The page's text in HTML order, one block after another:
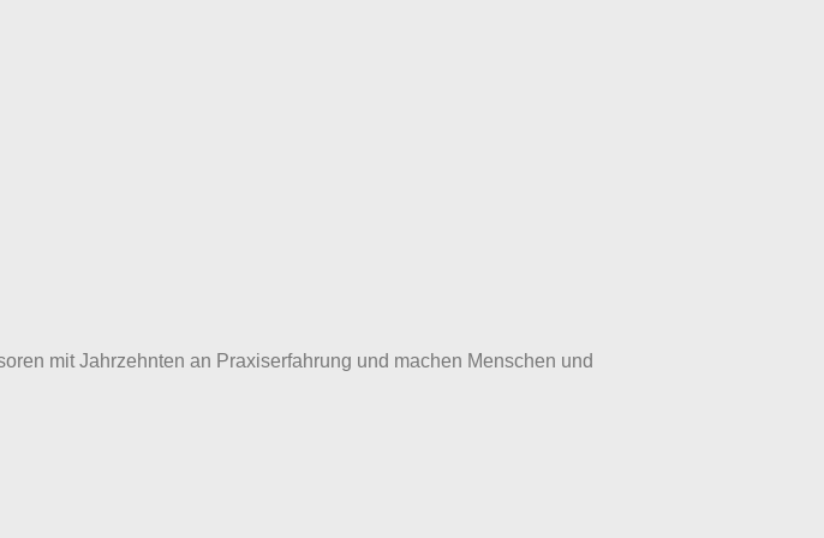
mit Jahrzehnten an Praxiserfahrung und machen Menschen und